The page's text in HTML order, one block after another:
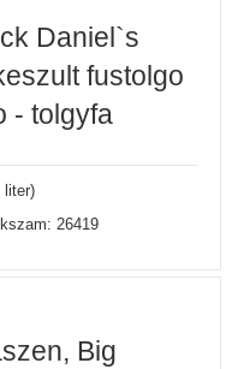
Daniel`s
fustolgo
- tolgyfa
liter)
26419
Big